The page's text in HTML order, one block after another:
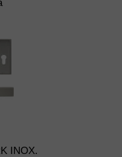
INOX.